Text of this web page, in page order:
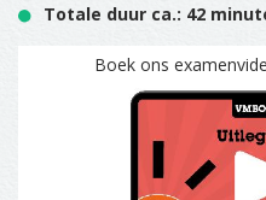
Totale duur ca.: 42
Boek ons